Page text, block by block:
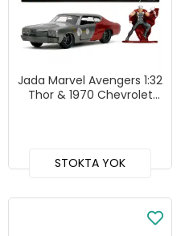
Jada Marvel Avengers 1:32
Thor & 1970 Chevrolet
STOKTA YOK